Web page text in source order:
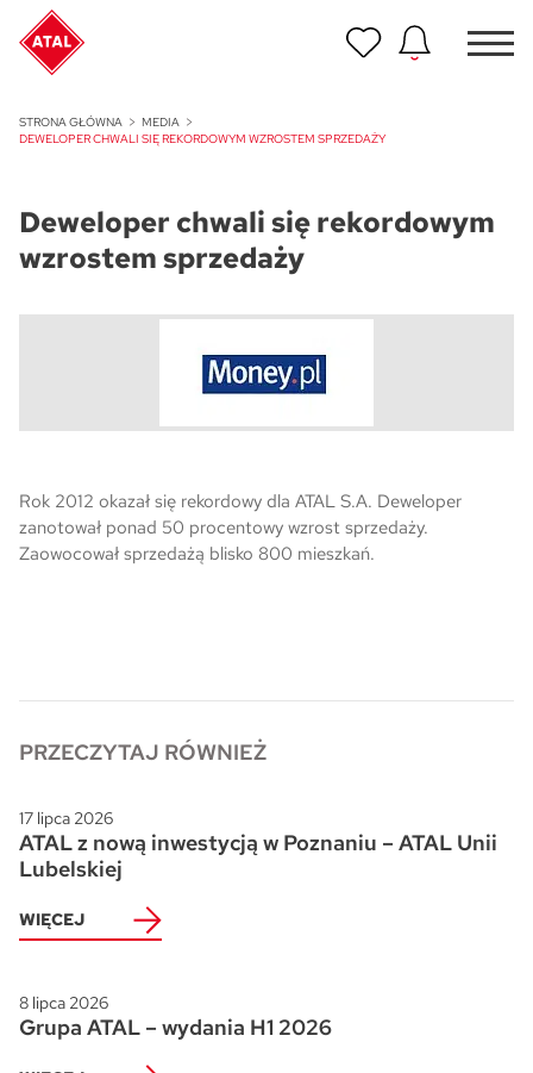
STRONA GŁÓWNA
MEDIA
DEWELOPER CHWALI SIĘ REKORDOWYM WZROSTEM SPRZEDAŻY
Deweloper chwali się rekordowym
wzrostem sprzedaży
Rok 2012 okazał się rekordowy dla ATAL S.A. Deweloper
zanotował ponad 50 procentowy wzrost sprzedaży.
Zaowocował sprzedażą blisko 800 mieszkań.
PRZECZYTAJ RÓWNIEŻ
17 lipca 2026
ATAL z nową inwestycją w Poznaniu – ATAL Unii
Lubelskiej
WIĘCEJ
8 lipca 2026
Grupa ATAL – wydania H1 2026
ATAL Unii Lubelskiej w Poznaniu
ATAL Ville przy Białej
ATAL Ruczaj w Krakowie